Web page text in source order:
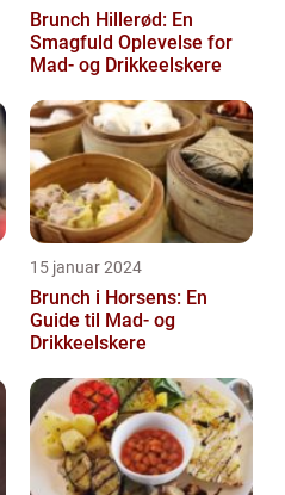
Brunch Hillerød: En
Smagfuld Oplevelse for
Mad- og Drikkeelskere
15 januar 2024
Brunch i Horsens: En
Guide til Mad- og
Drikkeelskere